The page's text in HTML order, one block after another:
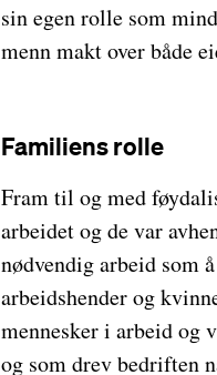
sin egen rolle som
menn makt over både
Familiens rolle
Fram til og med
arbeidet og de var
nødvendig arbeid som
arbeidshender og
mennesker i arbeid og
og som drev bedriften